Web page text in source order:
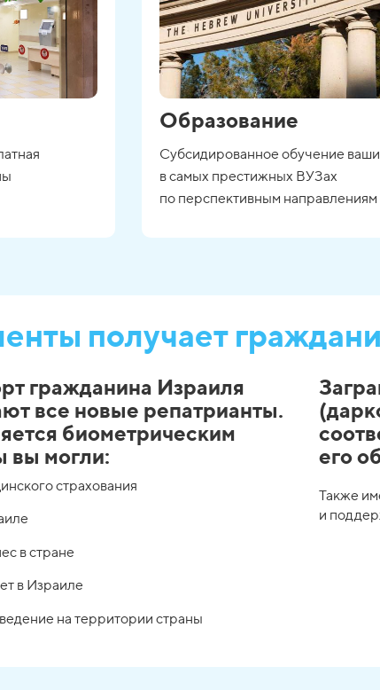
Образование
Субсидированное обучение
в самых престижных ВУЗах
по перспективным направлениям
получает
гражданина Израиля
все новые репатрианты.
биометрическим
вы могли:
страхования
в стране
в Израиле
на территории страны
его
Также
и